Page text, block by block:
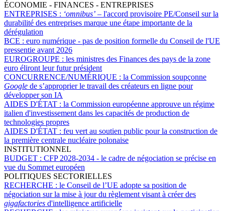
ÉCONOMIE - FINANCES - ENTREPRISES
ENTREPRISES : ‘omnibus’ – l'accord provisoire PE/Conseil sur la
durabilité des entreprises marque une étape importante de la
dérégulation
BCE : euro numérique - pas de position formelle du Conseil de l'UE
pressentie avant 2026
EUROGROUPE : les ministres des Finances des pays de la zone
euro éliront leur futur président
CONCURRENCE/NUMÉRIQUE : la Commission soupçonne
Google de s’approprier le travail des créateurs en ligne pour
développer son IA
AIDES D'ÉTAT : la Commission européenne approuve un régime
italien d'investissement dans les capacités de production de
technologies propres
AIDES D'ÉTAT : feu vert au soutien public pour la construction de
la première centrale nucléaire polonaise
INSTITUTIONNEL
BUDGET : CFP 2028-2034 - le cadre de négociation se précise en
vue du Sommet européen
POLITIQUES SECTORIELLES
RECHERCHE : le Conseil de l’UE adopte sa position de
négociation sur la mise à jour du règlement visant à créer des
gigafactories d'intelligence artificielle